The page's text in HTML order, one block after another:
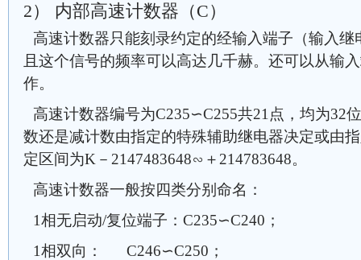
2） 内部高速计数器（C）
高速计数器只能刻录约定的经输入端子（输入
且这个信号的频率可以高达几千赫。还可以从输
作。
高速计数器编号为C235∽C255共21点，均为32
数还是减计数由指定的特殊辅助继电器决定或由
定区间为K－2147483648∽＋214783648。
高速计数器一般按四类分别命名：
1相无启动/复位端子：C235∽C240；
1相双向： C246∽C250；